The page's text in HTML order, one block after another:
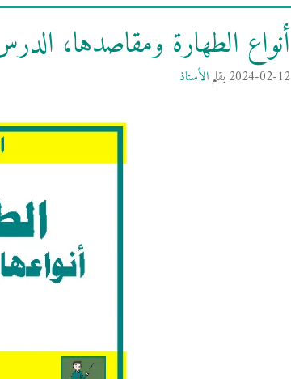
أنواع الطهارة ومقاصدها،
2024-02-12 بقلمالأستاذ